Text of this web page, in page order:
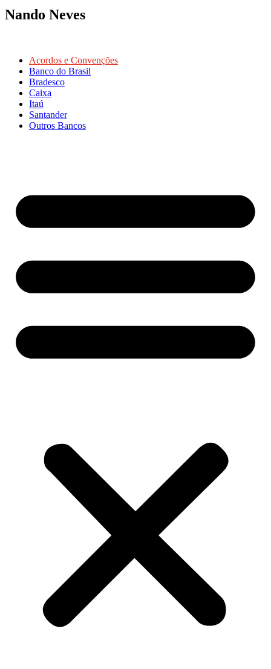
Nando Neves
Acordos e Convenções
Banco do Brasil
Bradesco
Caixa
Itaú
Santander
Outros Bancos